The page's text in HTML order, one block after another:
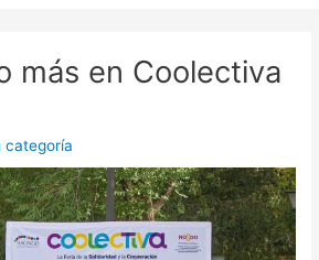
más en Coolectiva
categoría